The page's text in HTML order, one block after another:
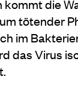
kommt die
tötender
im
das Virus